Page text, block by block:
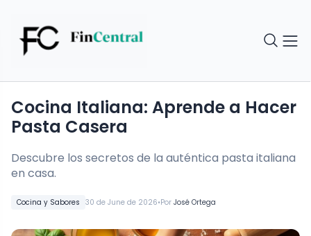
Cocina y Sabores 30 de June de 2026•Por José Ortega
Cocina Italiana: Aprende a Hacer
Pasta Casera
Descubre los secretos de la auténtica pasta italiana
en casa.